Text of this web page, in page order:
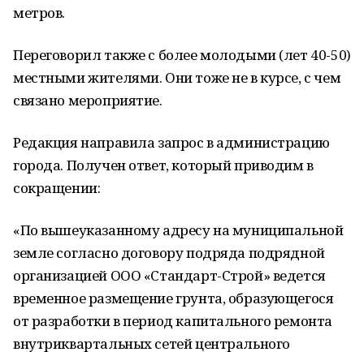
метров.
Переговорил также с более молодыми (лет 40-50)
местными жителями. Они тоже не в курсе, с чем
связано мероприятие.
Редакция направила запрос в администрацию
города. Получен ответ, который приводим в
сокращении:
«По вышеуказанному адресу на муниципальной
земле согласно договору подряда подрядной
организацией ООО «Стандарт-Строй» ведется
временное размещение грунта, образующегося
от разработки в период капитального ремонта
внутриквартальных сетей центрального